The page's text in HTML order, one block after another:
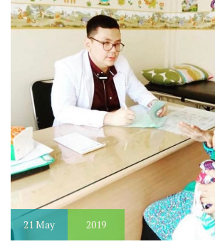
21 May 2019